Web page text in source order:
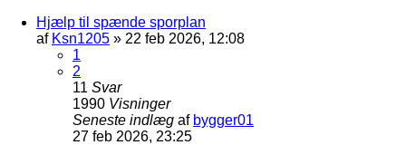
Hjælp til spænde sporplan
af Ksn1205 » 22 feb 2026, 12:08
1
2
11 Svar
1990 Visninger
Seneste indlæg af bygger01
27 feb 2026, 23:25